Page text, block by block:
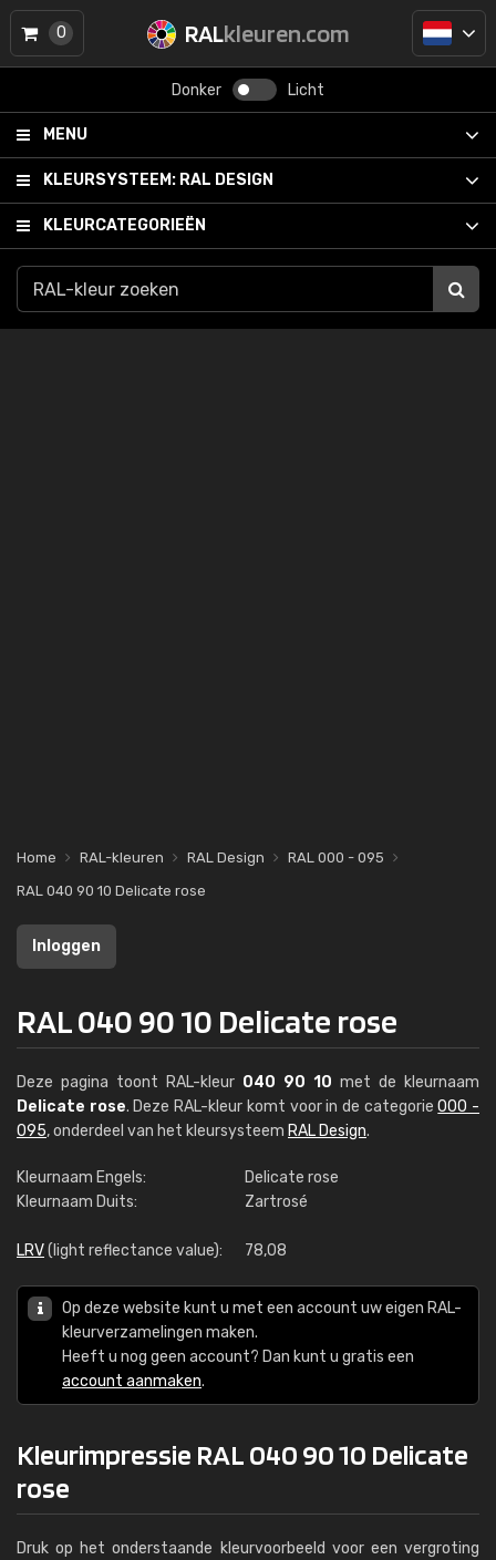
RALkleuren.com
Donker Licht
MENU
KLEURSYSTEEM: RAL DESIGN
KLEURCATEGORIEËN
0
Home RAL-kleuren RAL Design
RAL 000 - 095
RAL 040 90 10 Delicate rose
Inloggen
RAL 040 90 10 Delicate rose
Deze pagina toont RAL-kleur 040 90 10 met de kleurnaam
Delicate rose. Deze RAL-kleur komt voor in de categorie000 -
095, onderdeel van het kleursysteem RAL Design.
Kleurnaam Engels:
Delicate rose
Kleurnaam Duits:
Zartrosé
LRV(light reflectance value): 78,08
Op deze website kunt u met een account uw eigen RAL-
kleurverzamelingen maken.
Heeft u nog geen account? Dan kunt u gratis een
account aanmaken.
Kleurimpressie RAL 040 90 10 Delicate
rose
Druk op het onderstaande kleurvoorbeeld voor een vergroting